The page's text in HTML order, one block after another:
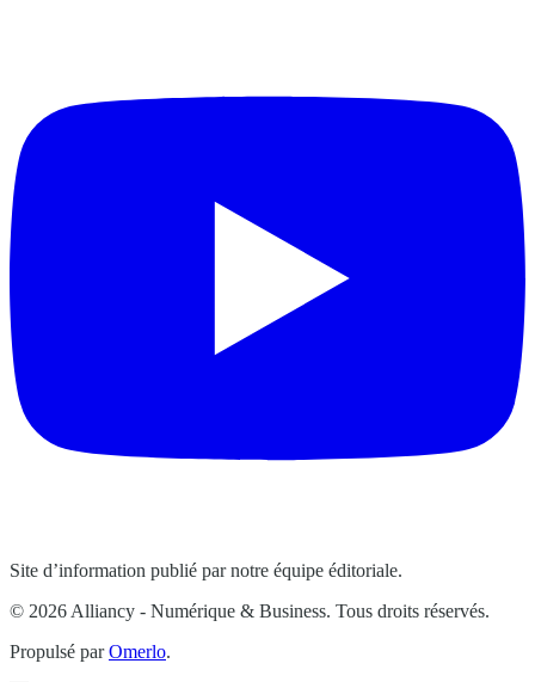
Site d’information publié par notre équipe éditoriale.
© 2026 Alliancy - Numérique & Business. Tous droits réservés.
Propulsé parOmerlo.